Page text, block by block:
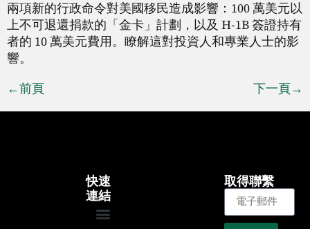
兩項新的行政命令對美國移民造成影響：100 萬美元以
上不可退還捐款的「金卡」計劃，以及 H-1B 簽證持有
者的 10 萬美元費用。瞭解這對投資人和專業人士的影
響。
←前頁 下一頁→
快速
連結
取得聯繫